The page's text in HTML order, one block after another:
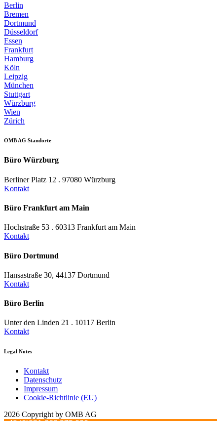
Berlin
Bremen
Dortmund
Düsseldorf
Essen
Frankfurt
Hamburg
Köln
Leipzig
München
Stuttgart
Würzburg
Wien
Zürich
OMB AG Standorte
Büro Würzburg
Berliner Platz 12 . 97080 Würzburg
Kontakt
Büro Frankfurt am Main
Hochstraße 53 . 60313 Frankfurt am Main
Kontakt
Büro Dortmund
Hansastraße 30, 44137 Dortmund
Kontakt
Büro Berlin
Unter den Linden 21 . 10117 Berlin
Kontakt
Legal Notes
Kontakt
Datenschutz
Impressum
Cookie-Richtlinie (EU)
2026 Copyright by OMB AG